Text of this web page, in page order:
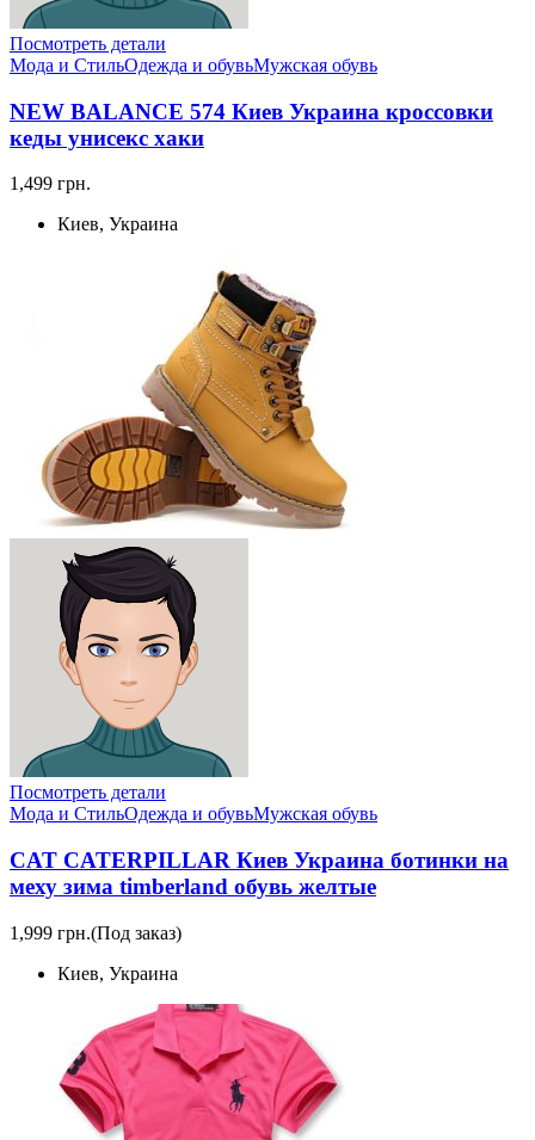
Посмотреть детали
Мода и СтильОдежда и обувьМужская обувь
NEW BALANCE 574 Киев Украина кроссовки
кеды унисекс хаки
1,499 грн.
Киев, Украина
Посмотреть детали
Мода и СтильОдежда и обувьМужская обувь
CAT CATERPILLAR Киев Украина ботинки на
меху зима timberland обувь желтые
1,999 грн.(Под заказ)
Киев, Украина